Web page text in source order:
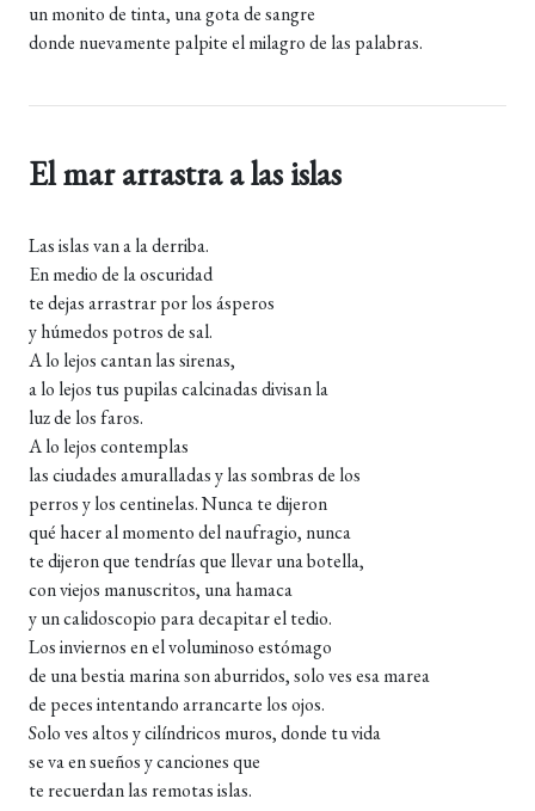
un monito de tinta, una gota de sangre
donde nuevamente palpite el milagro de las palabras.
El mar arrastra a las islas
Las islas van a la derriba.
En medio de la oscuridad
te dejas arrastrar por los ásperos
y húmedos potros de sal.
A lo lejos cantan las sirenas,
a lo lejos tus pupilas calcinadas divisan la
luz de los faros.
A lo lejos contemplas
las ciudades amuralladas y las sombras de los
perros y los centinelas. Nunca te dijeron
qué hacer al momento del naufragio, nunca
te dijeron que tendrías que llevar una botella,
con viejos manuscritos, una hamaca
y un calidoscopio para decapitar el tedio.
Los inviernos en el voluminoso estómago
de una bestia marina son aburridos, solo ves esa marea
de peces intentando arrancarte los ojos.
Solo ves altos y cilíndricos muros, donde tu vida
se va en sueños y canciones que
te recuerdan las remotas islas.